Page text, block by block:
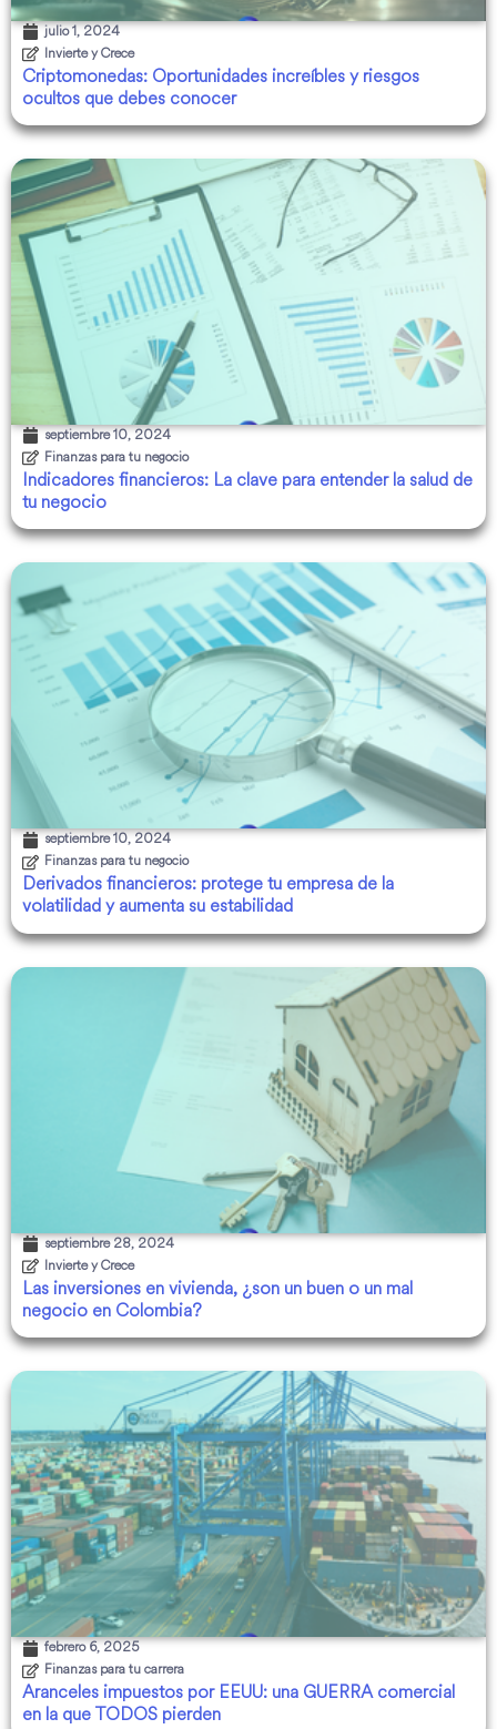
julio 1, 2024
Invierte y Crece
Criptomonedas: Oportunidades increíbles y riesgos
ocultos que debes conocer
septiembre 10, 2024
Finanzas para tu negocio
Indicadores financieros: La clave para entender la salud de
tu negocio
septiembre 10, 2024
Finanzas para tu negocio
Derivados financieros: protege tu empresa de la
volatilidad y aumenta su estabilidad
septiembre 28, 2024
Invierte y Crece
Las inversiones en vivienda, ¿son un buen o un mal
negocio en Colombia?
febrero 6, 2025
Finanzas para tu carrera
Aranceles impuestos por EEUU: una GUERRA comercial
en la que TODOS pierden